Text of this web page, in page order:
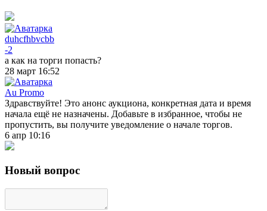
duhcfhbvcbb
-2
а как на торги попасть?
28 март 16:52
Au Promo
Здравствуйте! Это анонс аукциона, конкретная дата и время
начала ещё не назначены. Добавьте в избранное, чтобы не
пропустить, вы получите уведомление о начале торгов.
6 апр 10:16
Новый вопрос